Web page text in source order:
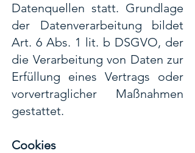
Datenquellen statt. Grundlage
der Datenverarbeitung bildet
Art. 6 Abs. 1 lit. b DSGVO, der
die Verarbeitung von Daten zur
Erfüllung eines Vertrags oder
vorvertraglicher Maßnahmen
gestattet.
Cookies